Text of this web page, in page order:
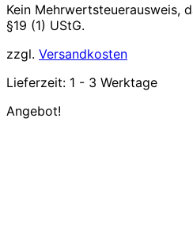
Kein Mehrwertsteuerausweis,
§19 (1) UStG.
zzgl. Versandkosten
Lieferzeit: 1 - 3 Werktage
Angebot!